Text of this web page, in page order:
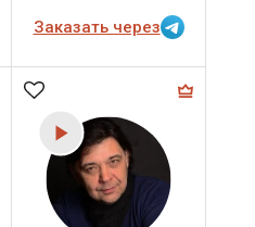
Заказать через